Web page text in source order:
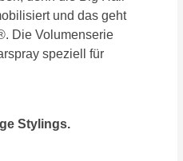
und das geht
Die Volumenserie
speziell für
Stylings.